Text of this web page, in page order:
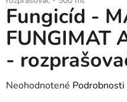
Fungicíd -
FUNGIMAT
-
Priemerné
Neohodnotené